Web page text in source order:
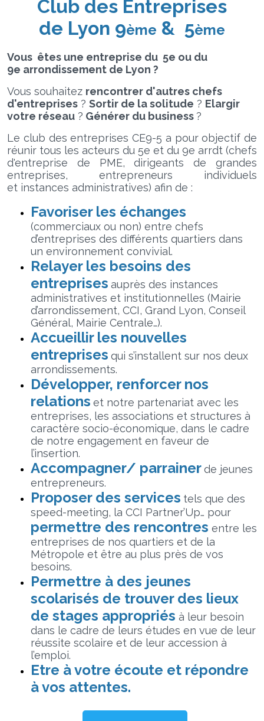
Club des Entreprises
de Lyon 9ème & 5ème
Vous êtes une entreprise du 5e ou du
9e arrondissement de Lyon ?
Vous souhaitez rencontrer d'autres chefs
d'entreprises ? Sortir de la solitude ? Elargir
votre réseau ? Générer du business ?
Le club des entreprises CE9-5 a pour objectif de
réunir tous les acteurs du 5e et du 9e arrdt (chefs
d'entreprise de PME, dirigeants de grandes
entreprises, entrepreneurs individuels
et instances administratives) afin de :
Favoriser les échanges
(commerciaux ou non) entre chefs
d’entreprises des différents quartiers dans
un environnement convivial.
Relayer les besoins des
entreprises auprès des instances
administratives et institutionnelles (Mairie
d’arrondissement, CCI, Grand Lyon, Conseil
Général, Mairie Centrale…).
Accueillir les nouvelles
entreprises qui s’installent sur nos deux
arrondissements.
Développer, renforcer nos
relations et notre partenariat avec les
entreprises, les associations et structures à
caractère socio-économique, dans le cadre
de notre engagement en faveur de
l’insertion.
Accompagner/ parrainerde jeunes
entrepreneurs.
Proposer des services tels que des
speed-meeting, la CCI Partner’Up… pour
permettre des rencontres entre les
entreprises de nos quartiers et de la
Métropole et être au plus près de vos
besoins.
Permettre à des jeunes
scolarisés de trouver des lieux
de stages appropriés à leur besoin
dans le cadre de leurs études en vue de leur
réussite scolaire et de leur accession à
l’emploi.
Etre à votre écoute et répondre
à vos attentes.